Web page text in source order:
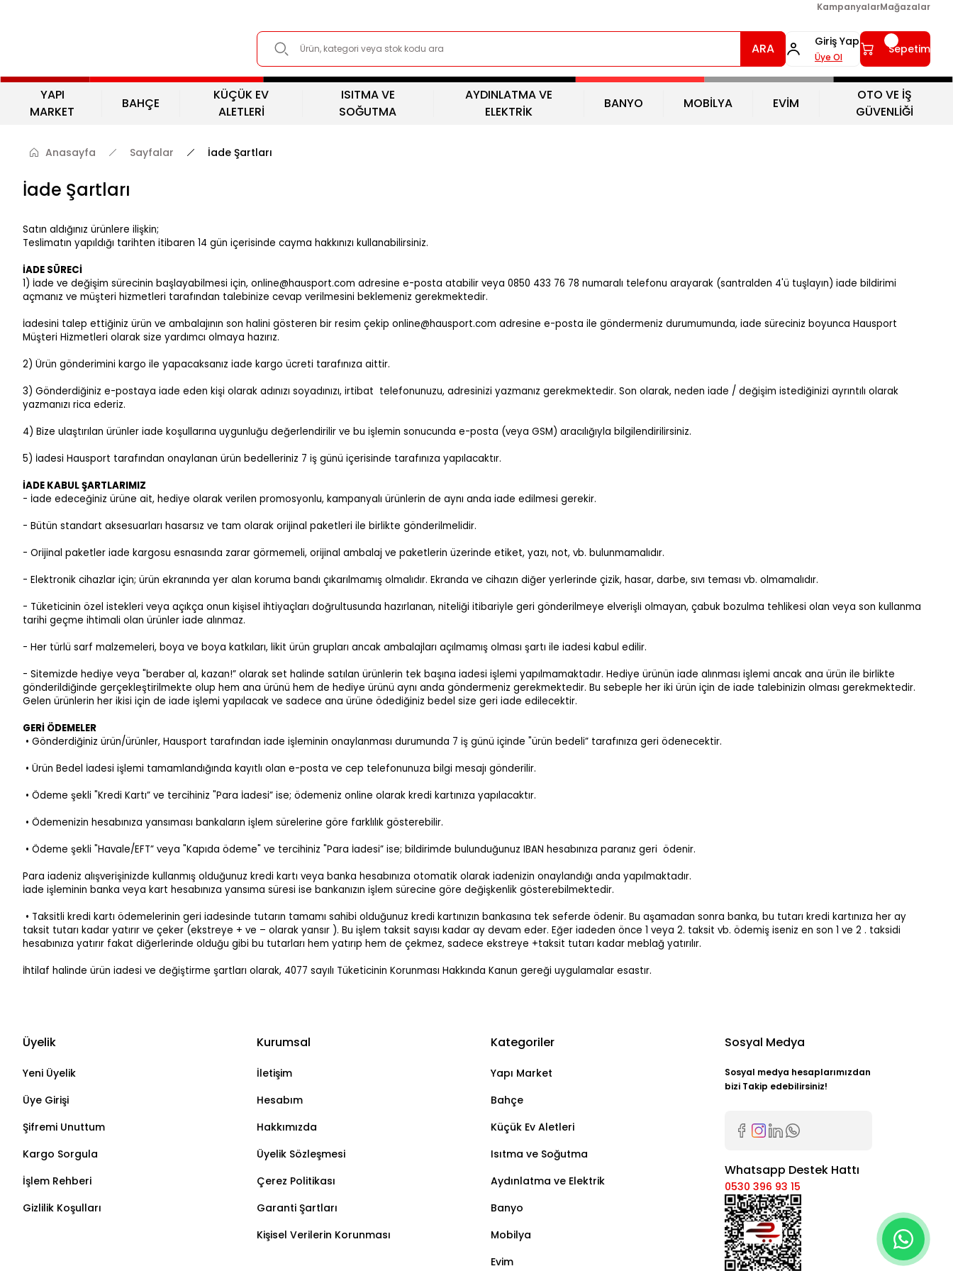
KampanyalarMağazalar
ARA Giriş Yap
Üye Ol
Sepetim
YAPI
MARKET
BAHÇE
KÜÇÜK EV
ALETLERİ
ISITMA VE
SOĞUTMA
AYDINLATMA VE
ELEKTRİK
BANYO MOBİLYA EVİM
OTO VE İŞ
GÜVENLİĞİ
Anasayfa Sayfalar İade Şartları
İade Şartları
Satın aldığınız ürünlere ilişkin;
Teslimatın yapıldığı tarihten itibaren 14 gün içerisinde cayma hakkınızı kullanabilirsiniz.
İADE SÜRECİ
1) İade ve değişim sürecinin başlayabilmesi için, online@hausport.com adresine e-posta atabilir veya 0850 433 76 78 numaralı telefonu arayarak (santralden 4'ü tuşlayın) iade bildirimi
açmanız ve müşteri hizmetleri tarafından talebinize cevap verilmesini beklemeniz gerekmektedir.
İadesini talep ettiğiniz ürün ve ambalajının son halini gösteren bir resim çekip online@hausport.com adresine e-posta ile göndermeniz durumumunda, iade süreciniz boyunca Hausport
Müşteri Hizmetleri olarak size yardımcı olmaya hazırız.
2) Ürün gönderimini kargo ile yapacaksanız iade kargo ücreti tarafınıza aittir.
3) Gönderdiğiniz e-postaya iade eden kişi olarak adınızı soyadınızı, irtibat telefonunuzu, adresinizi yazmanız gerekmektedir. Son olarak, neden iade / değişim istediğinizi ayrıntılı olarak
yazmanızı rica ederiz.
4) Bize ulaştırılan ürünler iade koşullarına uygunluğu değerlendirilir ve bu işlemin sonucunda e-posta (veya GSM) aracılığıyla bilgilendirilirsiniz.
5) İadesi Hausport tarafından onaylanan ürün bedelleriniz 7 iş günü içerisinde tarafınıza yapılacaktır.
İADE KABUL ŞARTLARIMIZ
- İade edeceğiniz ürüne ait, hediye olarak verilen promosyonlu, kampanyalı ürünlerin de aynı anda iade edilmesi gerekir.
- Bütün standart aksesuarları hasarsız ve tam olarak orijinal paketleri ile birlikte gönderilmelidir.
- Orijinal paketler iade kargosu esnasında zarar görmemeli, orijinal ambalaj ve paketlerin üzerinde etiket, yazı, not, vb. bulunmamalıdır.
- Elektronik cihazlar için; ürün ekranında yer alan koruma bandı çıkarılmamış olmalıdır. Ekranda ve cihazın diğer yerlerinde çizik, hasar, darbe, sıvı teması vb. olmamalıdır.
- Tüketicinin özel istekleri veya açıkça onun kişisel ihtiyaçları doğrultusunda hazırlanan, niteliği itibariyle geri gönderilmeye elverişli olmayan, çabuk bozulma tehlikesi olan veya son kullanma
tarihi geçme ihtimali olan ürünler iade alınmaz.
- Her türlü sarf malzemeleri, boya ve boya katkıları, likit ürün grupları ancak ambalajları açılmamış olması şartı ile iadesi kabul edilir.
- Sitemizde hediye veya "beraber al, kazan!” olarak set halinde satılan ürünlerin tek başına iadesi işlemi yapılmamaktadır. Hediye ürünün iade alınması işlemi ancak ana ürün ile birlikte
gönderildiğinde gerçekleştirilmekte olup hem ana ürünü hem de hediye ürünü aynı anda göndermeniz gerekmektedir. Bu sebeple her iki ürün için de iade talebinizin olması gerekmektedir.
Gelen ürünlerin her ikisi için de iade işlemi yapılacak ve sadece ana ürüne ödediğiniz bedel size geri iade edilecektir.
GERİ ÖDEMELER
• Gönderdiğiniz ürün/ürünler, Hausport tarafından iade işleminin onaylanması durumunda 7 iş günü içinde "ürün bedeli” tarafınıza geri ödenecektir.
• Ürün Bedel İadesi işlemi tamamlandığında kayıtlı olan e-posta ve cep telefonunuza bilgi mesajı gönderilir.
• Ödeme şekli "Kredi Kartı” ve tercihiniz "Para İadesi” ise; ödemeniz online olarak kredi kartınıza yapılacaktır.
• Ödemenizin hesabınıza yansıması bankaların işlem sürelerine göre farklılık gösterebilir.
• Ödeme şekli "Havale/EFT” veya "Kapıda ödeme" ve tercihiniz "Para İadesi” ise; bildirimde bulunduğunuz IBAN hesabınıza paranız geri ödenir.
Para iadeniz alışverişinizde kullanmış olduğunuz kredi kartı veya banka hesabınıza otomatik olarak iadenizin onaylandığı anda yapılmaktadır.
İade işleminin banka veya kart hesabınıza yansıma süresi ise bankanızın işlem sürecine göre değişkenlik gösterebilmektedir.
• Taksitli kredi kartı ödemelerinin geri iadesinde tutarın tamamı sahibi olduğunuz kredi kartınızın bankasına tek seferde ödenir. Bu aşamadan sonra banka, bu tutarı kredi kartınıza her ay
taksit tutarı kadar yatırır ve çeker (ekstreye + ve – olarak yansır ). Bu işlem taksit sayısı kadar ay devam eder. Eğer iadeden önce 1 veya 2. taksit vb. ödemiş iseniz en son 1 ve 2 . taksidi
hesabınıza yatırır fakat diğerlerinde olduğu gibi bu tutarları hem yatırıp hem de çekmez, sadece ekstreye +taksit tutarı kadar meblağ yatırılır.
İhtilaf halinde ürün iadesi ve değiştirme şartları olarak, 4077 sayılı Tüketicinin Korunması Hakkında Kanun gereği uygulamalar esastır.
Üyelik
Yeni Üyelik
Üye Girişi
Şifremi Unuttum
Kargo Sorgula
İşlem Rehberi
Gizlilik Koşulları
Kurumsal
İletişim
Hesabım
Hakkımızda
Üyelik Sözleşmesi
Çerez Politikası
Garanti Şartları
Kişisel Verilerin Korunması
Kategoriler
Yapı Market
Bahçe
Küçük Ev Aletleri
Isıtma ve Soğutma
Aydınlatma ve Elektrik
Banyo
Mobilya
Evim
Sosyal Medya
Sosyal medya hesaplarımızdan
bizi Takip edebilirsiniz!
Whatsapp Destek Hattı
0530 396 93 15